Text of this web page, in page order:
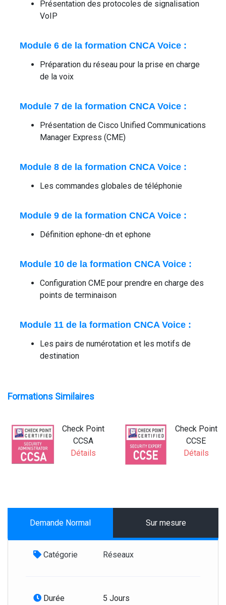
Présentation des protocoles de signalisation
VoIP
Module 6 de la formation CNCA Voice :
Préparation du réseau pour la prise en charge
de la voix
Module 7 de la formation CNCA Voice :
Présentation de Cisco Unified Communications
Manager Express (CME)
Module 8 de la formation CNCA Voice :
Les commandes globales de téléphonie
Module 9 de la formation CNCA Voice :
Définition ephone-dn et ephone
Module 10 de la formation CNCA Voice :
Configuration CME pour prendre en charge des
points de terminaison
Module 11 de la formation CNCA Voice :
Les pairs de numérotation et les motifs de
destination
Formations Similaires
Check Point
CCSA
Détails
Check Point
CCSE
Détails
Demande Normal Sur mesure
Catégorie Réseaux
Durée 5 Jours